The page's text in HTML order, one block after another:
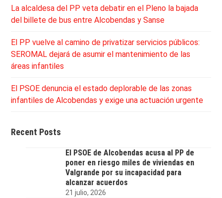
La alcaldesa del PP veta debatir en el Pleno la bajada
del billete de bus entre Alcobendas y Sanse
El PP vuelve al camino de privatizar servicios públicos:
SEROMAL dejará de asumir el mantenimiento de las
áreas infantiles
El PSOE denuncia el estado deplorable de las zonas
infantiles de Alcobendas y exige una actuación urgente
Recent Posts
El PSOE de Alcobendas acusa al PP de
poner en riesgo miles de viviendas en
Valgrande por su incapacidad para
alcanzar acuerdos
21 julio, 2026